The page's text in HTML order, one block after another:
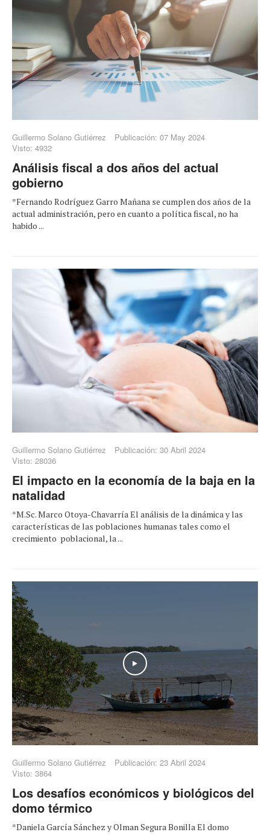
Guillermo Solano Gutiérrez
Publicación: 07 May 2024
Visto: 4932
Análisis fiscal a dos años del actual
gobierno
*Fernando Rodríguez Garro Mañana se cumplen dos años de la
actual administración, pero en cuanto a política fiscal, no ha
habido ...
Guillermo Solano Gutiérrez
Publicación: 30 Abril 2024
Visto: 28036
El impacto en la economía de la baja en la
natalidad
*M.Sc. Marco Otoya-Chavarría El análisis de la dinámica y las
características de las poblaciones humanas tales como el
crecimiento poblacional, la ...
Play
Guillermo Solano Gutiérrez
Publicación: 23 Abril 2024
Visto: 3864
Los desafíos económicos y biológicos del
domo térmico
*Daniela García Sánchez y Olman Segura Bonilla El domo